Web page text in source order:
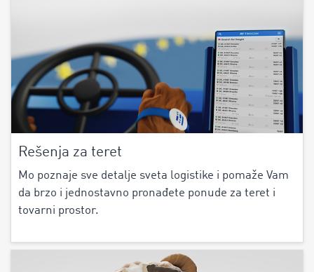
Rešenja za teret
Mo poznaje sve detalje sveta logistike i pomaže Vam
da brzo i jednostavno pronađete ponude za teret i
tovarni prostor.